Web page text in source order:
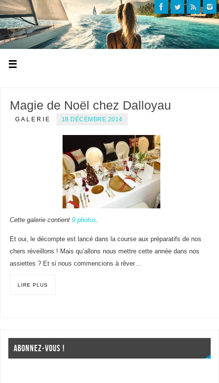
Magie de Noël chez Dalloyau
GALERIE 18 DÉCEMBRE 2014
Cette galerie contient 9 photos.
Et oui, le décompte est lancé dans la course aux préparatifs de nos
chers réveillons ! Mais qu’allons nous mettre cette année dans nos
assiettes ? Et si nous commencions à rêver…
LIRE PLUS
ABONNEZ-VOUS !